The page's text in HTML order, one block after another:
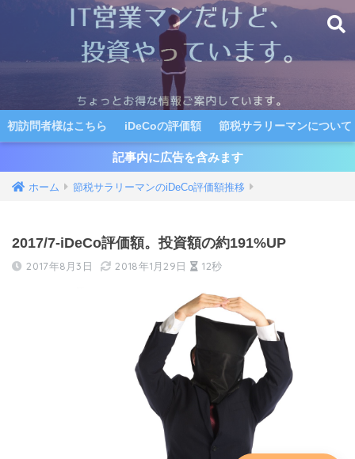
初訪問者様はこちら iDeCoの評価額 節税サラリーマンについて
記事内に広告を含みます
ホーム 節税サラリーマンのiDeCo評価額推移
2017/7-iDeCo評価額。投資額の約191%UP
2017年8月3日 2018年1月29日 12秒